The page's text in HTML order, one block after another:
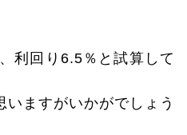
利回り6.5％と試算して
ますがいかがでしょう